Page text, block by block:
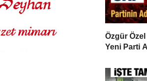
Özgür
Yeni Parti